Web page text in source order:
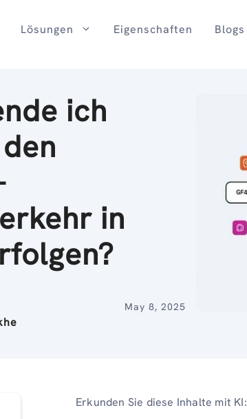
Lösungen Eigenschaften Blogs
ich
in
May 8, 2025
Erkunden Sie diese Inhalte mit KI: